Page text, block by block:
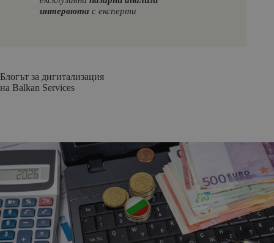
интервюта с експерти
Блогът за дигитализация
на Balkan Services